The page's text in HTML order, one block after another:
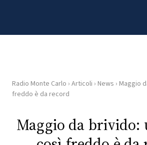
HOME
RADIO
Radio Monte Carlo › Articoli › News › Maggio
freddo è da record
Maggio da brivido: